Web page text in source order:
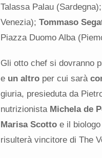
Talassa Palau (Sardegna);
Venezia); Tommaso
Piazza Duomo Alba
Gli otto chef si dovranno
e un altroper cui sarà
giuria, presieduta da
nutrizionista Michela de
Marisa Scottoe il biologo
risulterà vincitore di The